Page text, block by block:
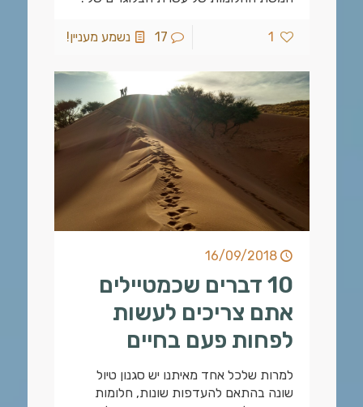
1
17 נשמע מעניין!
16/09/2018
10 דברים שכמטיילים
אתם צריכים לעשות
לפחות פעם בחיים
למרות שלכל אחד מאיתנו יש סגנון טיול
שונה בהתאם להעדפות שונות, חלומות